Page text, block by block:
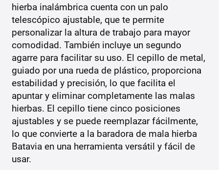
hierba inalámbrica cuenta con un palo
telescópico ajustable, que te permite
personalizar la altura de trabajo para mayor
comodidad. También incluye un segundo
agarre para facilitar su uso. El cepillo de metal,
guiado por una rueda de plástico, proporciona
estabilidad y precisión, lo que facilita el
apuntar y eliminar completamente las malas
hierbas. El cepillo tiene cinco posiciones
ajustables y se puede reemplazar fácilmente,
lo que convierte a la baradora de mala hierba
Batavia en una herramienta versátil y fácil de
usar.